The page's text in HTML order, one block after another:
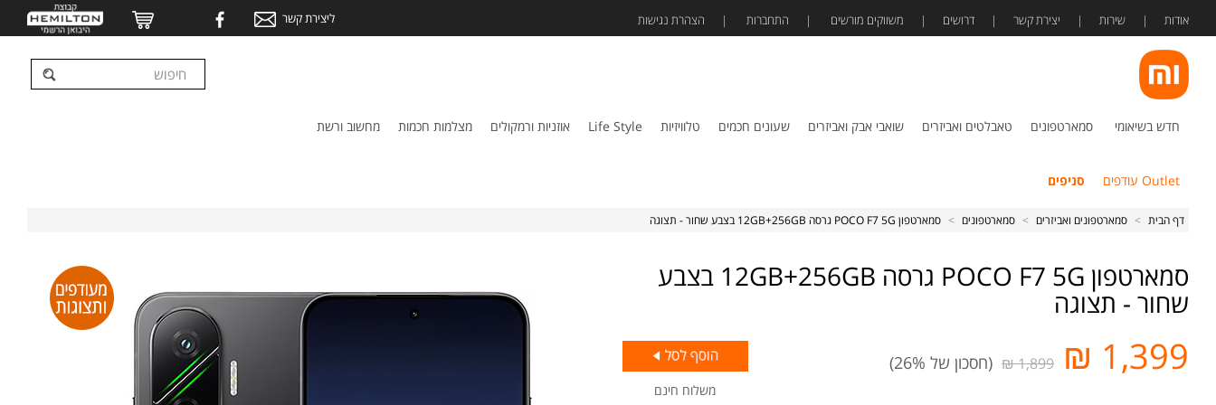
אודות שירות יצירת קשר דרושים משווקים מורשים התחברות הצהרת נגישות ליצירת קשר
חדש בשיאומי סמארטפונים טאבלטים ואביזרים שואבי אבק ואביזרים שעונים חכמים טלוויזיות Life Style אוזניות ורמקולים מצלמות חכמות מחשוב ורשת
Outlet עודפים סניפים
דף הבית > סמארטפונים ואביזרים > סמארטפונים > סמארטפון POCO F7 5G גרסה 12GB+256GB בצבע שחור - תצוגה
סמארטפון POCO F7 5G גרסה 12GB+256GB בצבע
שחור - תצוגה
1,399 ₪
1,899 ₪ (חסכון של 26%)
משלוח חינם